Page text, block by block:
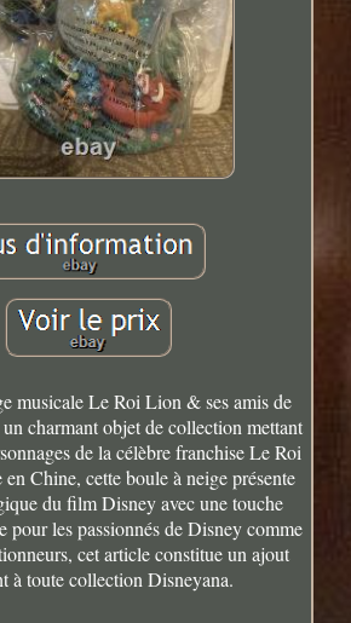
musicale Le Roi Lion & ses amis de
charmant objet de collection mettant
de la célèbre franchise Le Roi
Chine, cette boule à neige présente
du film Disney avec une touche
pour les passionnés de Disney comme
cet article constitue un ajout
à toute collection Disneyana.